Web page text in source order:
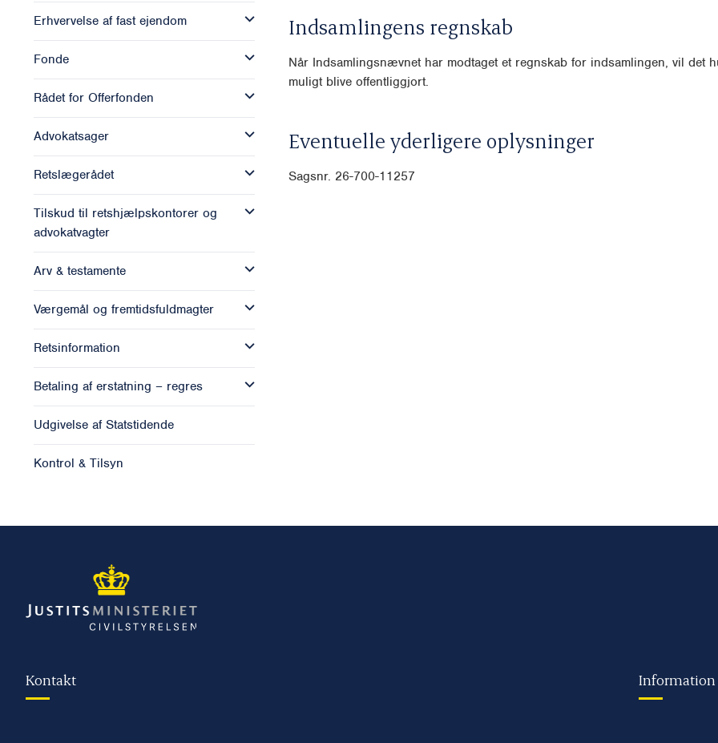
Erhvervelse af fast ejendom
Fonde
Rådet for Offerfonden
Advokatsager
Retslægerådet
Tilskud til retshjælpskontorer og
advokatvagter
Arv & testamente
Værgemål og fremtidsfuldmagter
Retsinformation
Betaling af erstatning – regres
Udgivelse af Statstidende
Kontrol & Tilsyn
Indsamlingens regnskab
Når Indsamlingsnævnet har modtaget et regnskab for indsamlingen, vil det
muligt blive offentliggjort.
Eventuelle yderligere oplysninger
Sagsnr. 26-700-11257
Kontakt Information